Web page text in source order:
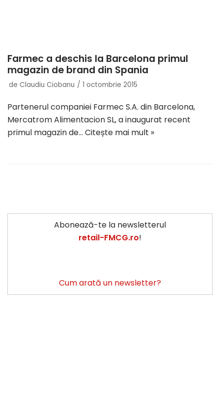
Farmec a deschis la Barcelona primul
magazin de brand din Spania
de Claudiu Ciobanu 1 octombrie 2015
Partenerul companiei Farmec S.A. din Barcelona,
Mercatrom Alimentacion SL, a inaugurat recent
primul magazin de… Citește mai mult »
Abonează-te la newsletterul
retail-FMCG.ro!
Cum arată un newsletter?